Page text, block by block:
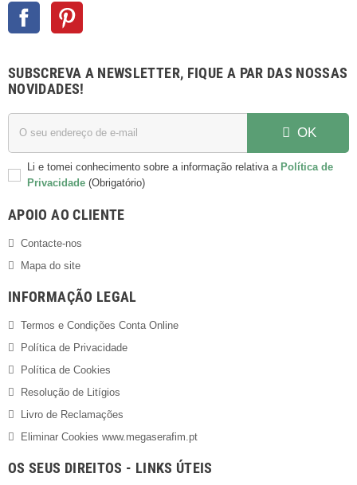
Facebook
SUBSCREVA A NEWSLETTER, FIQUE A PAR DAS NOSSAS
NOVIDADES!
OK
Li e tomei conhecimento sobre a informação relativa a Política de
Privacidade (Obrigatório)
APOIO AO CLIENTE
Contacte-nos
Mapa do site
INFORMAÇÃO LEGAL
Termos e Condições Conta Online
Política de Privacidade
Política de Cookies
Resolução de Litígios
Livro de Reclamações
Eliminar Cookies www.megaserafim.pt
OS SEUS DIREITOS - LINKS ÚTEIS